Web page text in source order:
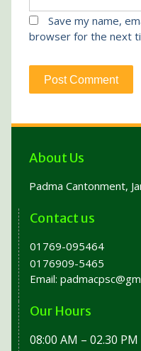
Save my name,
browser for the next
About Us
Padma Cantonment,
Contact us
01769-095464
0176909-5465
Email:
Our Hours
08:00 AM – 02.30 PM